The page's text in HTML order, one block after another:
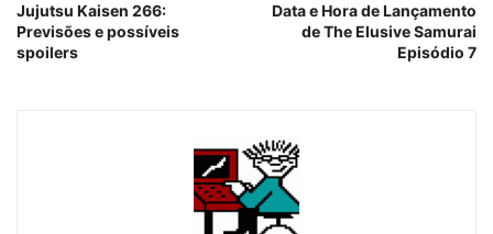
Jujutsu Kaisen 266:
Previsões e possíveis
spoilers
Data e Hora de Lançamento
de The Elusive Samurai
Episódio 7